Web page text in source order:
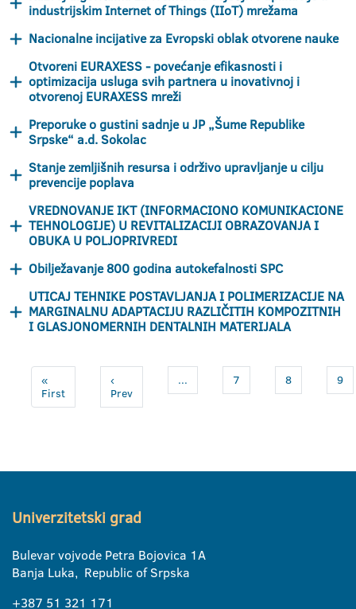
industrijskim Internet of Things (IIoT) mrežama
Nacionalne incijative za Evropski oblak otvorene nauke
Otvoreni EURAXESS - povećanje efikasnosti i
optimizacija usluga svih partnera u inovativnoj i
otvorenoj EURAXESS mreži
Preporuke o gustini sadnje u JP „Šume Republike
Srpske“ a.d. Sokolac
Stanje zemljišnih resursa i održivo upravljanje u cilju
prevencije poplava
VREDNOVANJE IKT (INFORMACIONO KOMUNIKACIONE
TEHNOLOGIJE) U REVITALIZACIJI OBRAZOVANJA I
OBUKA U POLJOPRIVREDI
Obilježavanje 800 godina autokefalnosti SPC
UTICAJ TEHNIKE POSTAVLJANJA I POLIMERIZACIJE NA
MARGINALNU ADAPTACIJU RAZLIČITIH KOMPOZITNIH
I GLASJONOMERNIH DENTALNIH MATERIJALA
«
First
‹
Prev
... 7 8 9
Univerzitetski grad
Bulevar vojvode Petra Bojovica 1A
Banja Luka, Republic of Srpska
+387 51 321 171